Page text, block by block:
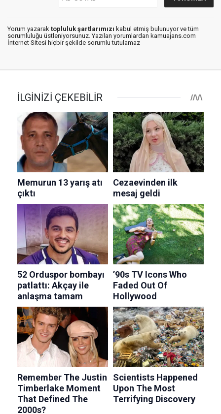
Yorum yazarak topluluk şartlarımızı kabul etmiş bulunuyor ve tüm
sorumluluğu üstleniyorsunuz. Yazılan yorumlardan kamuajans.com
İnternet Sitesi hiçbir şekilde sorumlu tutulamaz